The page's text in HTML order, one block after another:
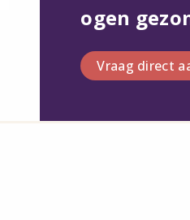
ogen
Vraag direct